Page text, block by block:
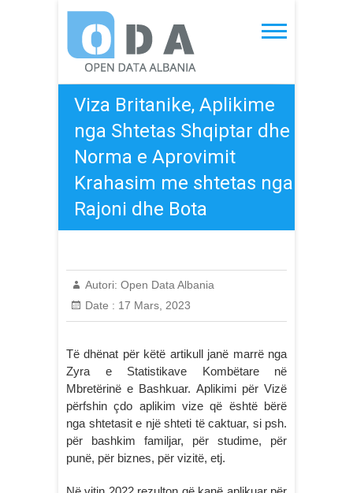
content
Open Data Albania
Viza Britanike, Aplikime
nga Shtetas Shqiptar dhe
Norma e Aprovimit
Krahasim me shtetas nga
Rajoni dhe Bota
Autori: Open Data Albania
Date : 17 Mars, 2023
Të dhënat për këtë artikull janë marrë nga
Zyra e Statistikave Kombëtare në
Mbretërinë e Bashkuar. Aplikimi për Vizë
përfshin çdo aplikim vize që është bërë
nga shtetasit e një shteti të caktuar, si psh.
për bashkim familjar, për studime, për
punë, për biznes, për vizitë, etj.